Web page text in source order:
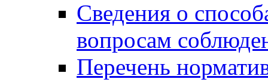
Сведения о
вопросам
Перечень